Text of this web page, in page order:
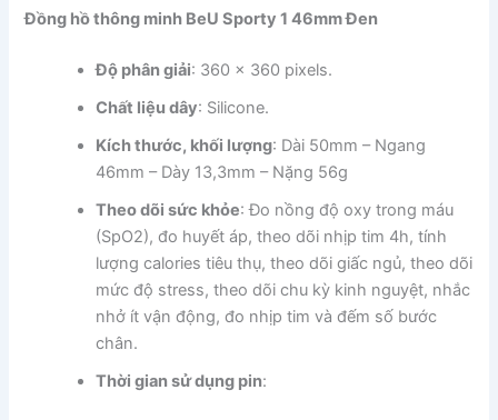
Đồng hồ thông minh BeU Sporty 1 46mm Đen
Độ phân giải: 360 x 360 pixels.
Chất liệu dây: Silicone.
Kích thước, khối lượng: Dài 50mm – Ngang
46mm – Dày 13,3mm – Nặng 56g
Theo dõi sức khỏe: Đo nồng độ oxy trong máu
(SpO2), đo huyết áp, theo dõi nhịp tim 4h, tính
lượng calories tiêu thụ, theo dõi giấc ngủ, theo dõi
mức độ stress, theo dõi chu kỳ kinh nguyệt, nhắc
nhở ít vận động, đo nhịp tim và đếm số bước
chân.
Thời gian sử dụng pin: